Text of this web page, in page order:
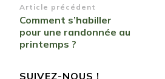
Navigation
d’article
Article précédent
Comment s’habiller
pour une randonnée au
printemps ?
SUIVEZ-NOUS !